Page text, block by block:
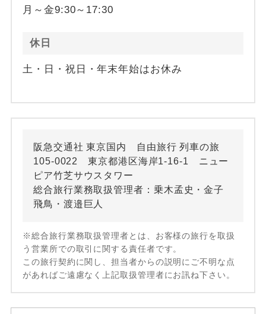
月～金9:30～17:30
休日
土・日・祝日・年末年始はお休み
阪急交通社 東京国内 自由旅行 列車の旅
105-0022 東京都港区海岸1-16-1 ニュー
ピア竹芝サウスタワー
総合旅行業務取扱管理者：乗木孟史・金子
飛鳥・渡邉巨人
※総合旅行業務取扱管理者とは、お客様の旅行を取扱
う営業所での取引に関する責任者です。
この旅行契約に関し、担当者からの説明にご不明な点
があればご遠慮なく上記取扱管理者にお訊ね下さい。